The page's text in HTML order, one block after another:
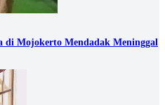
di Mojokerto Mendadak Meninggal